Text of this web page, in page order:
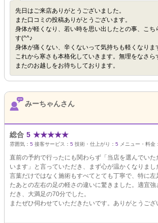
先日はご来店ありがとうございました。
また口コミの投稿ありがとうございます。
身体が軽くなり、若い時を思い出したとの事、こち
す(^^♪
身体が痛くない、辛くないって気持ちも軽くなりま
これから寒さも本格化していきます。無理をなさ
またのお越しをお待ちしております。
みーちゃんさん
総合 5 ★★★★★
雰囲気： 5 接客サービス： 5 技術・仕上がり： 5 メニュー・料金：
直前の予約で行ったにも関わらず「当店を選んでい
います」と言っていただき、まず心が温かくなりまし
言葉だけではなく施術もすべてとても丁寧で、特に
たあとの左右の足の軽さの違いに驚きました。適宜
だき、大満足の70分でした。
またぜひ伺わせていただきたいです。ありがとうござ